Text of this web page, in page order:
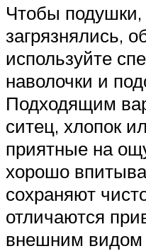
Чтобы
загрязнялись,
используйте
наволочки и
Подходящим
ситец, хлопок
приятные на
хорошо
сохраняют
отличаются
внешним видом